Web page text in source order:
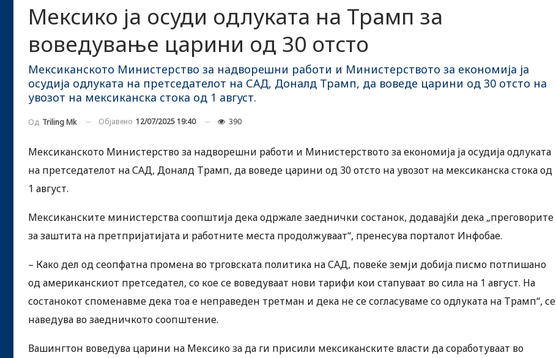
Мексико ја осуди одлуката на Трамп за
воведување царини од 30 отсто
Мексиканското Министерство за надворешни работи и Министерството за економија ја
осудија одлуката на претседателот на САД, Доналд Трамп, да воведе царини од 30 отсто на
увозот на мексиканска стока од 1 август.
Од Triling Mk Објавено 12/07/2025 19:40 390
Мексиканското Министерство за надворешни работи и Министерството за економија ја осудија одлуката
на претседателот на САД, Доналд Трамп, да воведе царини од 30 отсто на увозот на мексиканска стока од
1 август.
Мексиканските министерства соопштија дека одржале заеднички состанок, додавајќи дека „преговорите
за заштита на претпријатијата и работните места продолжуваат“, пренесува порталот Инфобае.
– Како дел од сеопфатна промена во трговската политика на САД, повеќе земји добија писмо потпишано
од американскиот претседател, со кое се воведуваат нови тарифи кои стапуваат во сила на 1 август. На
состанокот споменавме дека тоа е неправеден третман и дека не се согласуваме со одлуката на Трамп“, се
наведува во заедничкото соопштение.
Вашингтон воведува царини на Мексико за да ги присили мексиканските власти да соработуваат во